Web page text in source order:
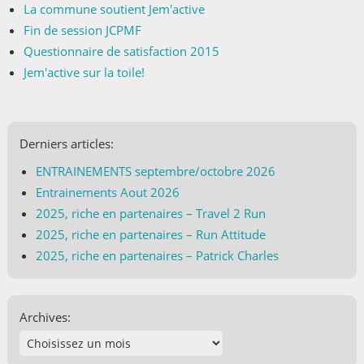
La commune soutient Jem'active
Fin de session JCPMF
Questionnaire de satisfaction 2015
Jem'active sur la toile!
Derniers articles:
ENTRAINEMENTS septembre/octobre 2026
Entrainements Aout 2026
2025, riche en partenaires – Travel 2 Run
2025, riche en partenaires – Run Attitude
2025, riche en partenaires – Patrick Charles
Archives: